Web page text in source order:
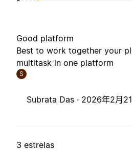
Good platform
Best to work together your
multitask in one platform
S
Subrata Das · 2026年2月21
3 estrelas